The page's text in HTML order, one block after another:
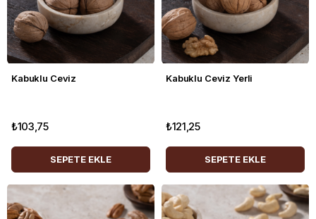
Kabuklu Ceviz
₺103,75
SEPETE EKLE
Kabuklu Ceviz Yerli
₺121,25
SEPETE EKLE